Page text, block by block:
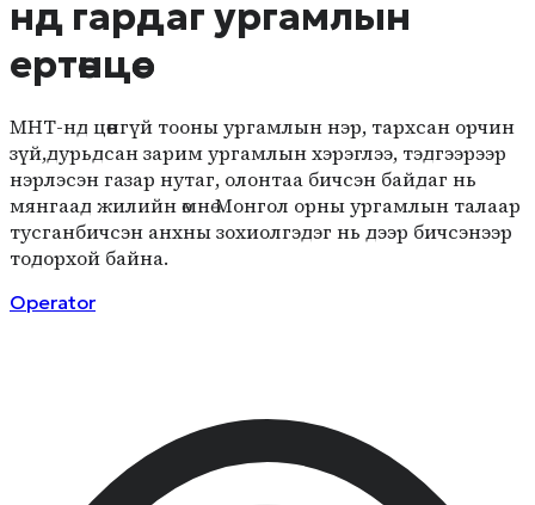
нд гардаг ургамлын
ертөнцөөс
МНТ-нд цөөнгүй тооны ургамлын нэр, тархсан орчин
зүй,дурьдсан зарим ургамлын хэрэглээ, тэдгээрээр
нэрлэсэн газар нутаг, олонтаа бичсэн байдаг нь
мянгаад жилийн өмнө Монгол орны ургамлын талаар
тусганбичсэн анхны зохиолгэдэг нь дээр бичсэнээр
тодорхой байна.
Operator